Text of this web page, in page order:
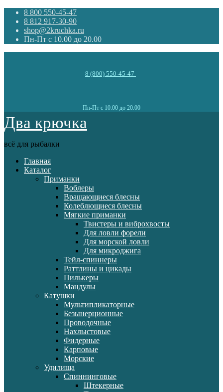
8 800 550-45-47
8 812 917-30-90
shop@2kruchka.ru
Пн-Пт с 10.00 до 20.00
8 (800) 550-45-47
Пн-Пт с 10.00 до 20.00
Два крючка
всё для рыбалки
Главная
Каталог
Приманки
Воблеры
Вращающиеся блесны
Колеблющиеся блесны
Мягкие приманки
Твистеры и виброхвосты
Для ловли форели
Для морской ловли
Для микроджига
Тейл-спиннеры
Раттлины и цикады
Пилькеры
Мандулы
Катушки
Мультипликаторные
Безынерционные
Проводочные
Нахлыстовые
Фидерные
Карповые
Морские
Удилища
Спиннинговые
Штекерные